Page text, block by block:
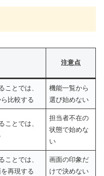
注意点
ことでは、
比較する
機能一覧から
選び始めない
ことでは、
担当者不在の
状態で始めな
い
ことでは、
再現する
画面の印象だ
けで決めない